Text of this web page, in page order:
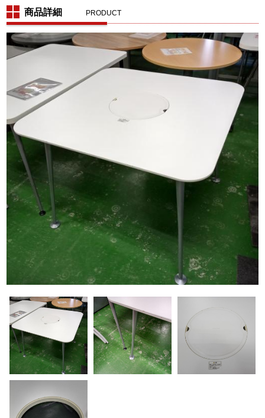
チェア
ﾛｯｶｰ・ｼｭｰｽﾞﾎﾞｯｸｽ
カウンター
ホワイトボード
パーテーション
季節品
応接・ソファー
OA機器
流し台・食器棚
文具
金庫
商品詳細 PRODUCT